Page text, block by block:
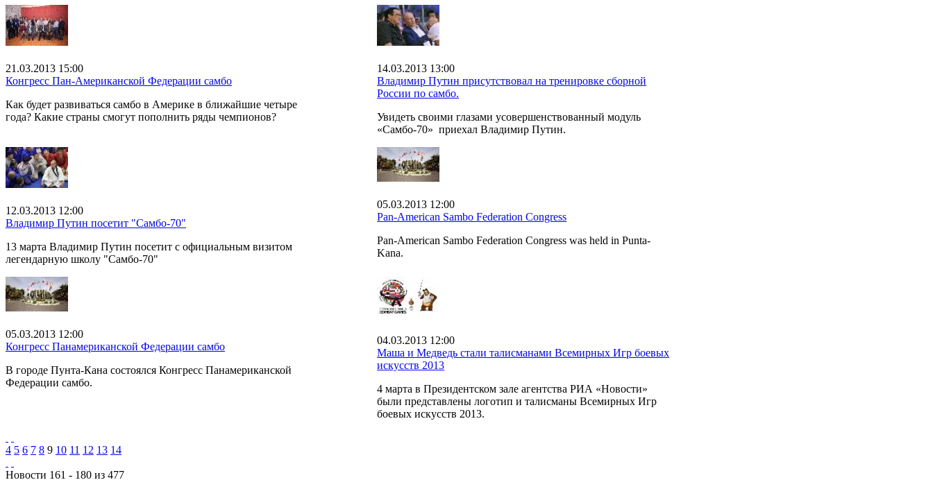
21.03.2013 15:00
Конгресс Пан-Американской Федерации самбо
Как будет развиваться самбо в Америке в ближайшие четыре
года? Какие страны смогут пополнить ряды чемпионов?
14.03.2013 13:00
Владимир Путин присутствовал на тренировке сборной
России по самбо.
Увидеть своими глазами усовершенствованный модуль
«Самбо-70» приехал Владимир Путин.
12.03.2013 12:00
Владимир Путин посетит "Самбо-70"
13 марта Владимир Путин посетит с официальным визитом
легендарную школу "Самбо-70"
05.03.2013 12:00
Pan-American Sambo Federation Congress
Pan-American Sambo Federation Congress was held in Punta-
Kana.
05.03.2013 12:00
Конгресс Панамериканской Федерации самбо
В городе Пунта-Кана состоялся Конгресс Панамериканской
Федерации самбо.
04.03.2013 12:00
Маша и Медведь стали талисманами Всемирных Игр боевых
искусств 2013
4 марта в Президентском зале агентства РИА «Новости»
были представлены логотип и талисманы Всемирных Игр
боевых искусств 2013.
4 5 6 7 8 9 10 11 12 13 14
Новости 161 - 180 из 477